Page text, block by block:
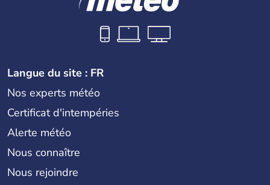
Langue du site : FR
Nos experts météo
Certificat d'intempéries
Alerte météo
Nous connaître
Nous rejoindre